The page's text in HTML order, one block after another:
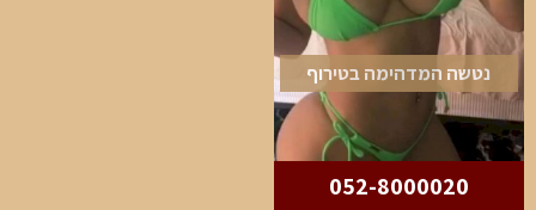
נטשה המדהימה בטירוף
052-8000020